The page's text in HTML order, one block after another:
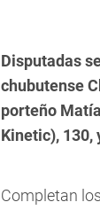
Disputadas
chubutense
porteño
Kinetic), 130,
Completan